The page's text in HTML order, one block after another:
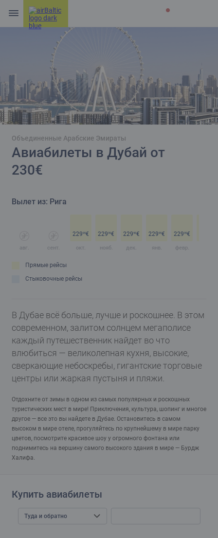
Объединенные Арабские Эмираты
Авиабилеты в Дубай от
230€
Вылет из: Рига
авг. сент.
22999€
окт.
22999€
нояб.
22999€
дек.
22999€
янв.
22999€
февр.
Прямые рейсы
Стыковочные рейсы
В Дубае всё больше, лучше и роскошнее. В этом
современном, залитом солнцем мегаполисе
каждый путешественник найдет во что
влюбиться — великолепная кухня, высокие,
сверкающие небоскребы, гигантские торговые
центры или жаркая пустыня и пляжи.
Отдохните от зимы в одном из самых популярных и роскошных
туристических мест в мире! Приключения, культура, шопинг и многое
другое — все это вы найдете в Дубае. Остановитесь в самом
высоком в мире отеле, прогуляйтесь по крупнейшему в мире парку
цветов, посмотрите красивое шоу у огромного фонтана или
поднимитесь на вершину самого высокого здания в мире — Бурдж
Халифа.
Купить авиабилеты
Туда и обратно